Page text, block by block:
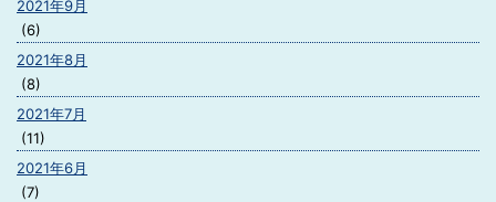
2021年9月
(6)
2021年8月
(8)
2021年7月
(11)
2021年6月
(7)